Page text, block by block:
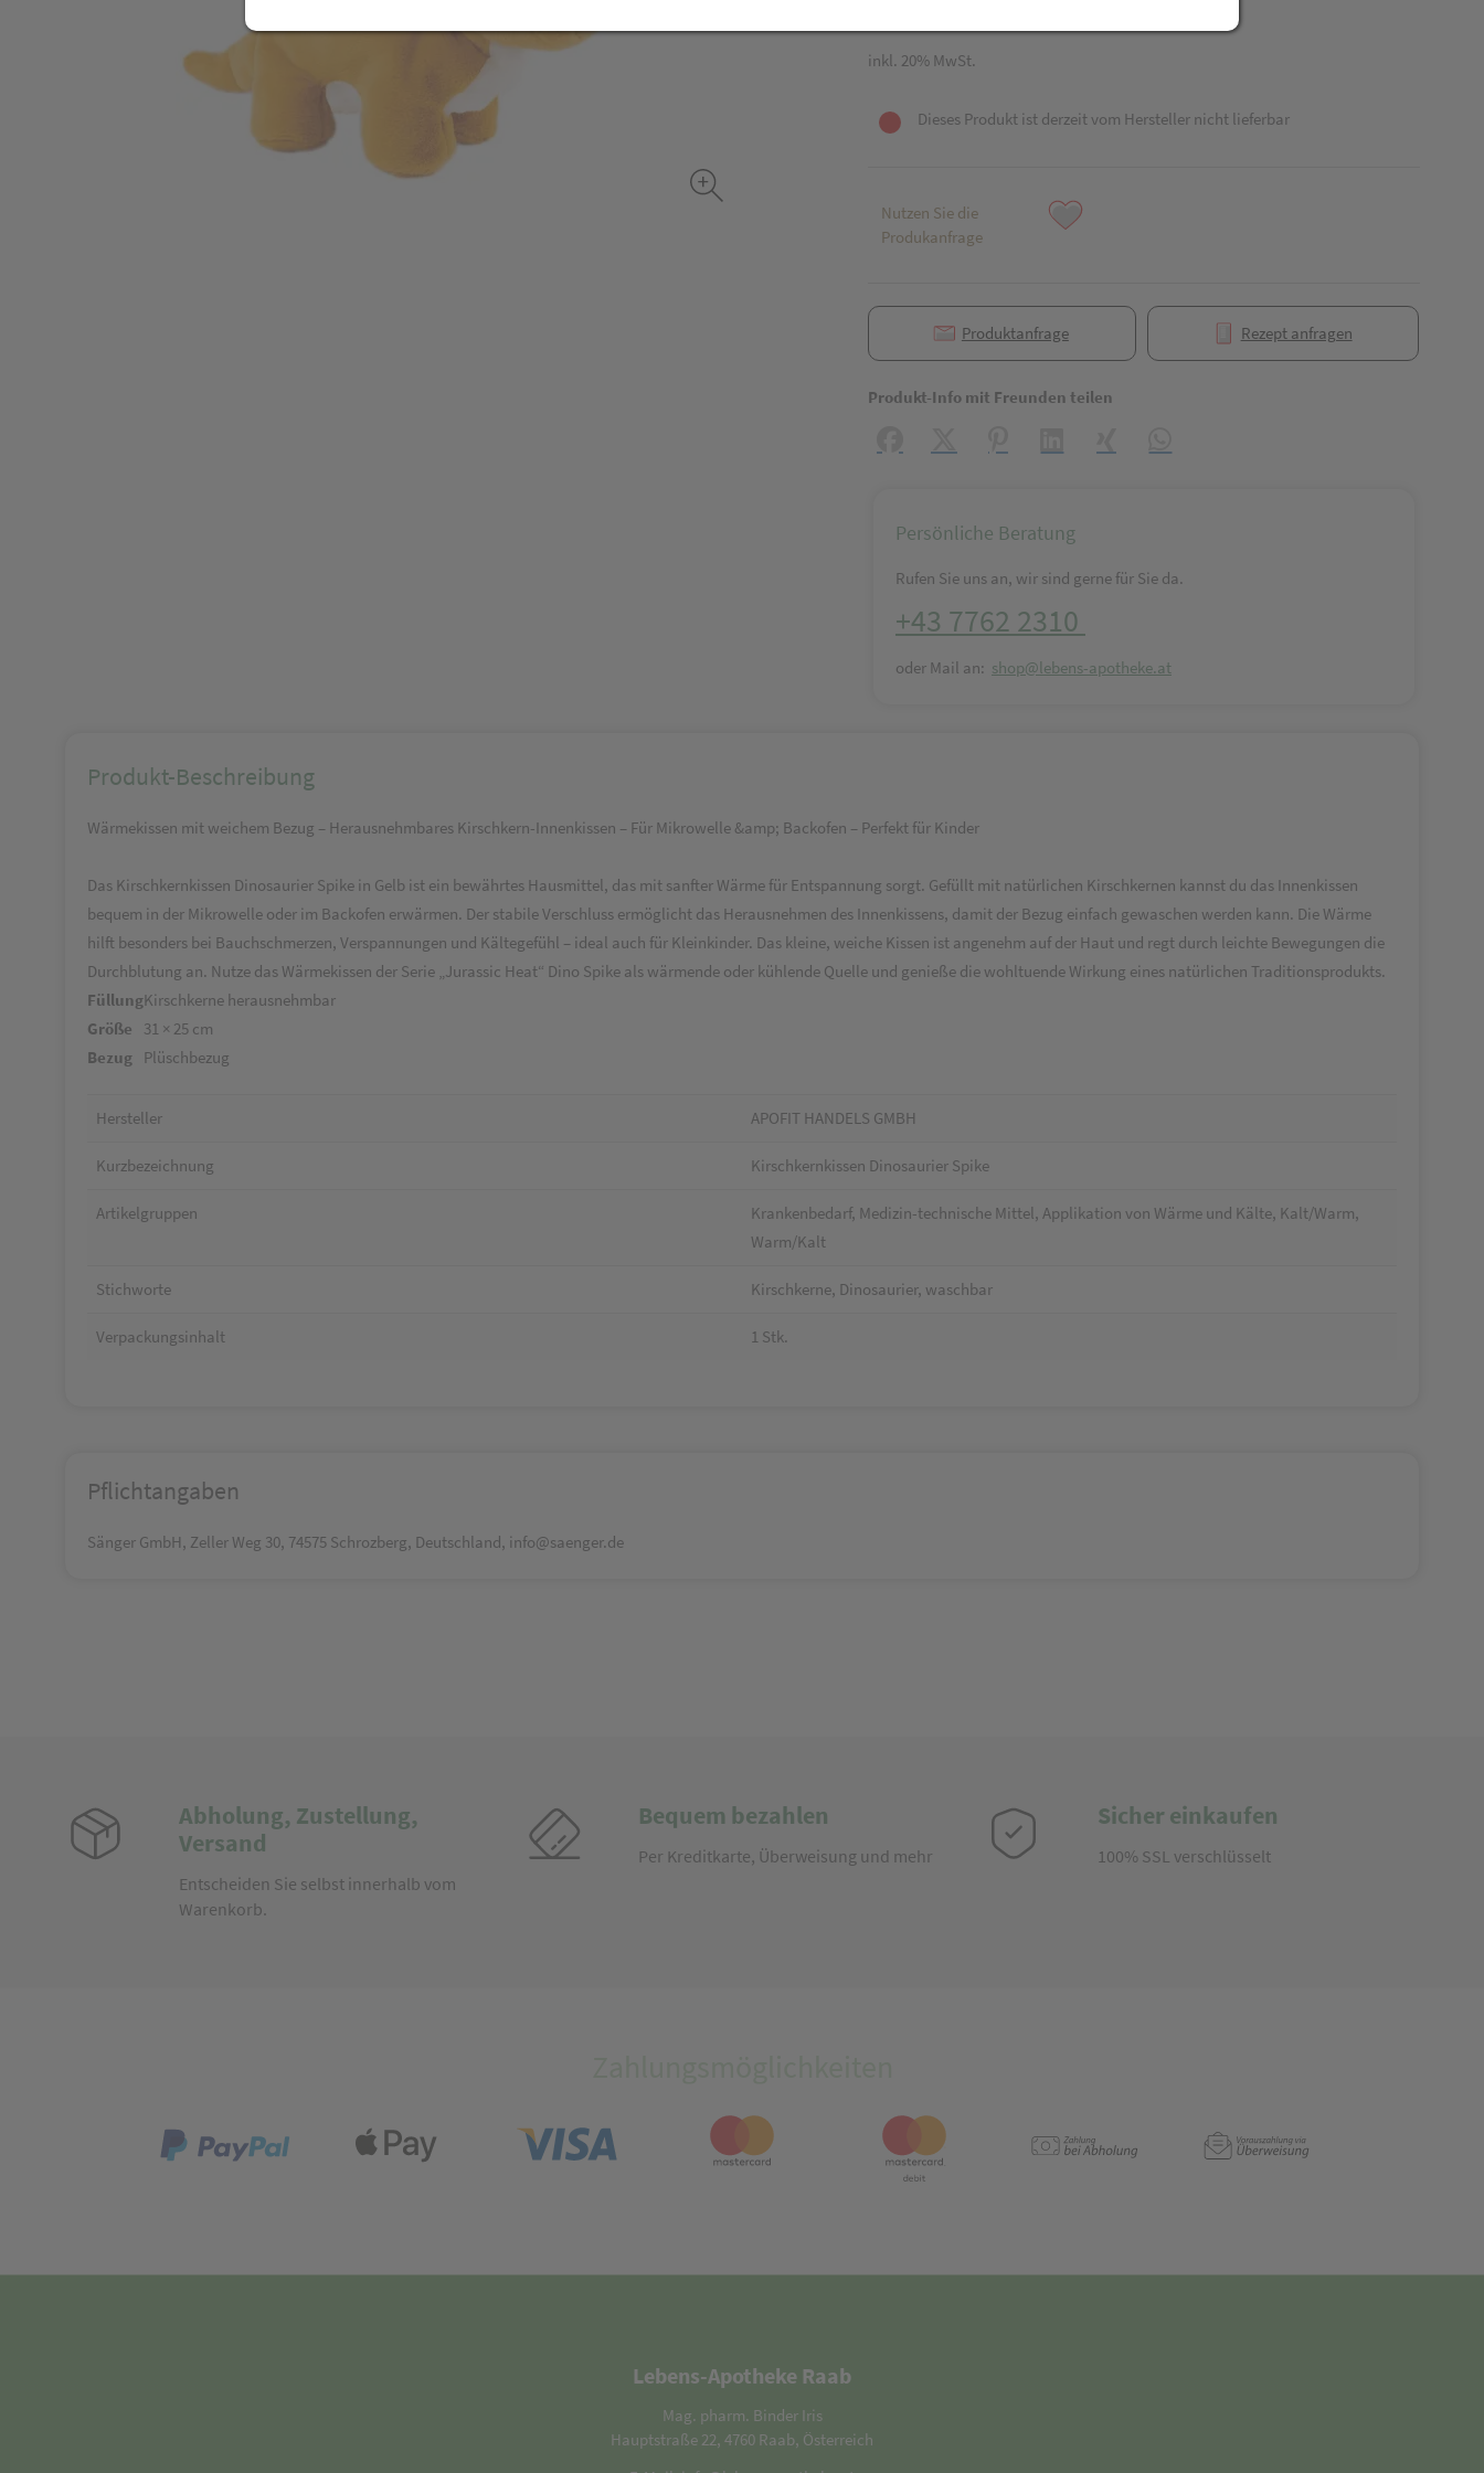
inkl. 20% MwSt.
Dieses Produkt ist derzeit vom Hersteller nicht lieferbar
Nutzen Sie die
Produkanfrage
Produktanfrage Rezept anfragen
Produkt-Info mit Freunden teilen
Persönliche Beratung
Rufen Sie uns an, wir sind gerne für Sie da.
+43 7762 2310
oder Mail an: shop@lebens-apotheke.at
Produkt-Beschreibung
Wärmekissen mit weichem Bezug – Herausnehmbares Kirschkern-Innenkissen – Für Mikrowelle &amp; Backofen – Perfekt für Kinder
Das Kirschkernkissen Dinosaurier Spike in Gelb ist ein bewährtes Hausmittel, das mit sanfter Wärme für Entspannung sorgt. Gefüllt mit natürlichen Kirschkernen kannst du das Innenkissen
bequem in der Mikrowelle oder im Backofen erwärmen. Der stabile Verschluss ermöglicht das Herausnehmen des Innenkissens, damit der Bezug einfach gewaschen werden kann. Die Wärme
hilft besonders bei Bauchschmerzen, Verspannungen und Kältegefühl – ideal auch für Kleinkinder. Das kleine, weiche Kissen ist angenehm auf der Haut und regt durch leichte Bewegungen die
Durchblutung an. Nutze das Wärmekissen der Serie „Jurassic Heat“ Dino Spike als wärmende oder kühlende Quelle und genieße die wohltuende Wirkung eines natürlichen Traditionsprodukts.
FüllungKirschkerne herausnehmbar
Größe
31 × 25 cm
Bezug Plüschbezug
Hersteller APOFIT HANDELS GMBH
Kurzbezeichnung Kirschkernkissen Dinosaurier Spike
Artikelgruppen
Krankenbedarf, Medizin-technische Mittel, Applikation von Wärme und Kälte, Kalt/Warm,
Warm/Kalt
Stichworte Kirschkerne, Dinosaurier, waschbar
Verpackungsinhalt 1 Stk.
Pflichtangaben
Sänger GmbH, Zeller Weg 30, 74575 Schrozberg, Deutschland, info@saenger.de
Abholung, Zustellung,
Versand
Entscheiden Sie selbst innerhalb vom
Warenkorb.
Bequem bezahlen
Per Kreditkarte, Überweisung und mehr
Sicher einkaufen
100% SSL verschlüsselt
Lebens-Apotheke Raab
Mag. pharm. Binder Iris
Hauptstraße 22, 4760 Raab, Österreich